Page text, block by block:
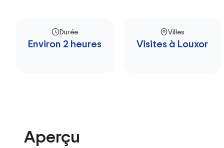
Durée
Environ 2 heures
Villes
Visites à Louxor
Aperçu